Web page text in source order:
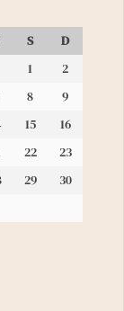
S
D
1
2
8
9
15
16
22
23
29
30